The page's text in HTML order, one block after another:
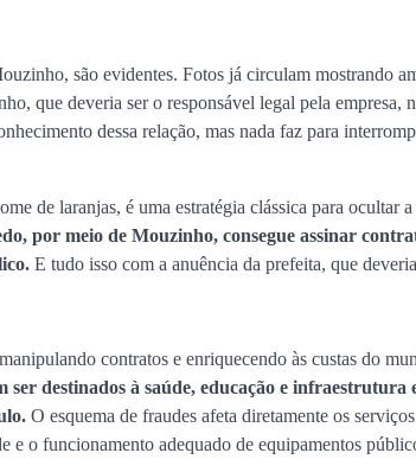
são evidentes. Fotos já circulam mostrando
que deveria ser o responsável legal pela empresa,
dessa relação, mas nada faz para
de laranjas, é uma estratégia clássica para ocultar
por meio de Mouzinho, consegue assinar
E tudo isso com a anuência da prefeita, que
contratos e enriquecendo às custas do
ser destinados à saúde, educação e infraestrutura
O esquema de fraudes afeta diretamente os
e o funcionamento adequado de equipamentos